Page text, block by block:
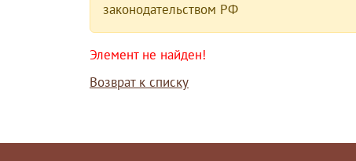
законодательством РФ
Элемент не найден!
Возврат к списку